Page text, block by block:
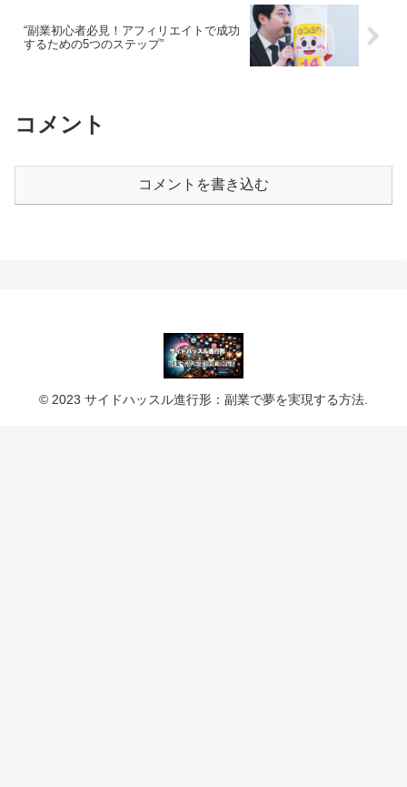
“副業初心者必見！アフィリエイトで成功
するための5つのステップ”
コメント
コメントを書き込む
© 2023 サイドハッスル進行形：副業で夢を実現する方法.